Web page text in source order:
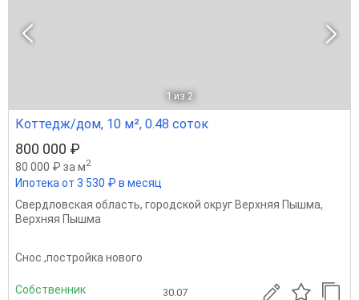
1 из 2
Коттедж/дом, 10 м², 0.48 соток
800 000 ₽
80 000 ₽ за м2
Ипотека от 3 530 ₽ в месяц
Свердловская область, городской округ Верхняя Пышма,
Верхняя Пышма
Снос ,постройка нового
Собственник 30.07